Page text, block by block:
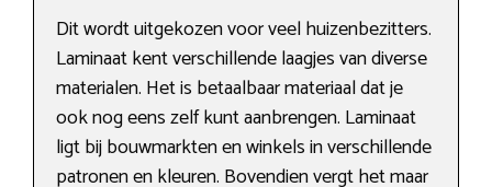
Dit wordt uitgekozen voor veel huizenbezitters.
Laminaat kent verschillende laagjes van diverse
materialen. Het is betaalbaar materiaal dat je
ook nog eens zelf kunt aanbrengen. Laminaat
ligt bij bouwmarkten en winkels in verschillende
patronen en kleuren. Bovendien vergt het maar